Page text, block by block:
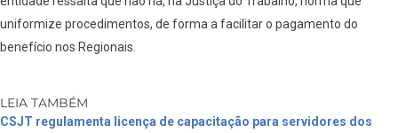
uniformize procedimentos, de forma a facilitar o pagamento do
benefício nos Regionais.
LEIA TAMBÉM
CSJT regulamenta licença de capacitação para servidores dos